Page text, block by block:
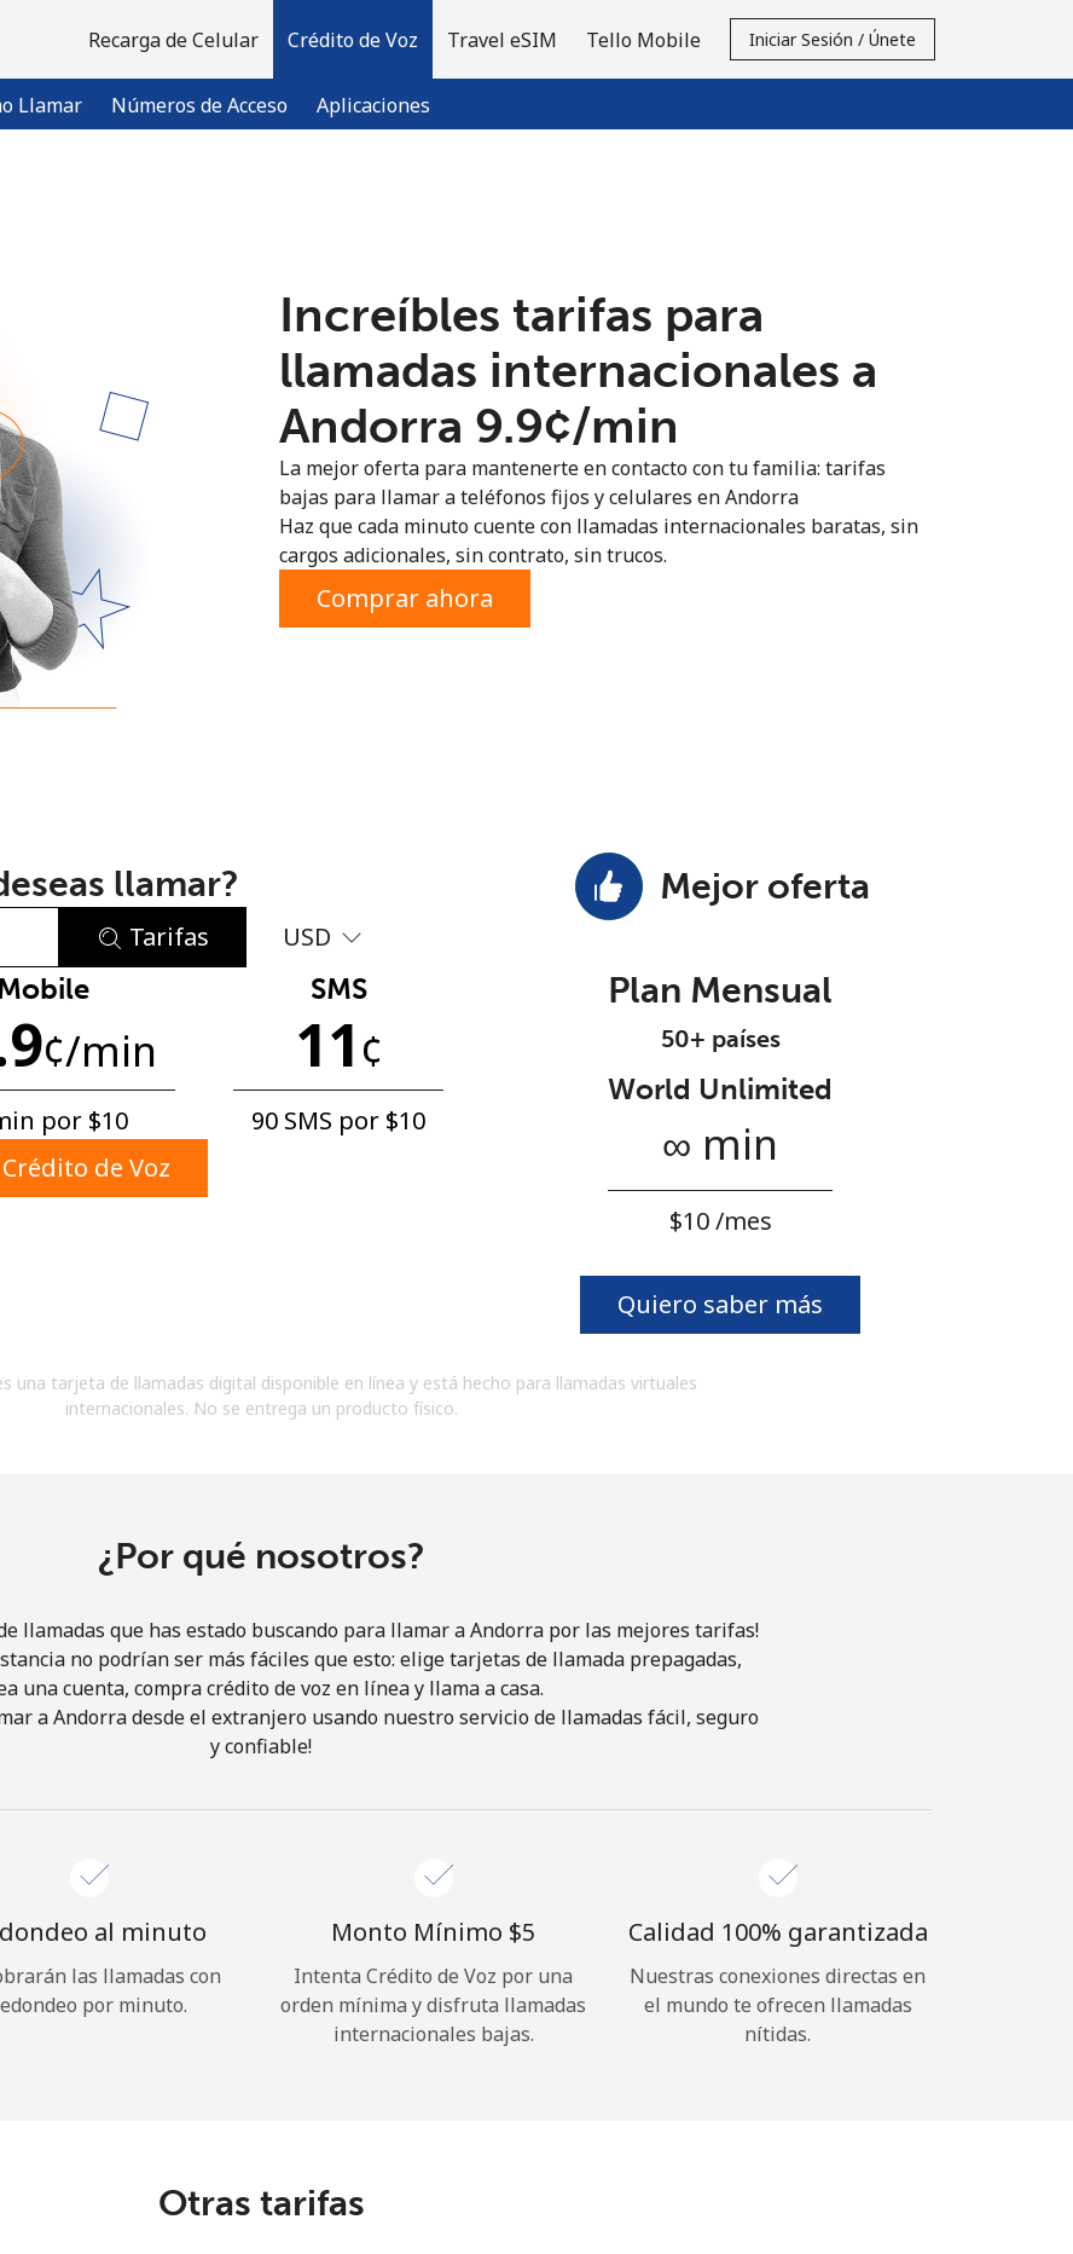
Recarga de Celular Crédito de Voz
Llamar Números de Acceso Aplicaciones
Travel eSIM Tello Mobile Iniciar Sesión / Únete
¿Ya tienes una cuenta? Inicia sesión →
Regístrate con
No se ha creado una contraseña
Mínimo 8 caracteres
Una letra mayúscula y una minúscula
Un número
Un caracter especial
Al abrir una cuenta en este sitio web, estoy de
¡Hola!
¿Olvidaste tu contraseña? →
Increíbles tarifas para
llamadas internacionales a
Andorra ⁦9.9¢⁩/min
La mejor oferta para mantenerte en contacto con tu familia: tarifas
bajas para llamar a teléfonos fijos y celulares en Andorra
Haz que cada minuto cuente con llamadas internacionales baratas, sin
cargos adicionales, sin contrato, sin trucos.
Comprar ahora
llamar?
Tarifas USD
¢/min
por ⁦$10⁩
SMS
11¢
90 SMS por ⁦$10⁩
de Voz
Mejor oferta
Plan Mensual
50+ países
World Unlimited
∞ min
⁦$10⁩ /mes
Quiero saber más
una tarjeta de llamadas digital disponible en línea y está hecho para llamadas virtuales
internacionales. No se entrega un producto físico.
¿Por qué nosotros?
llamadas que has estado buscando para llamar a Andorra por las mejores tarifas!
no podrían ser más fáciles que esto: elige tarjetas de llamada prepagadas,
una cuenta, compra crédito de voz en línea y llama a casa.
a Andorra desde el extranjero usando nuestro servicio de llamadas fácil, seguro
y confiable!
al minuto
las llamadas con
por minuto.
Monto Mínimo ⁦$5⁩
Intenta Crédito de Voz por una
orden mínima y disfruta llamadas
internacionales bajas.
Calidad 100% garantizada
Nuestras conexiones directas en
el mundo te ofrecen llamadas
nítidas.
Otras tarifas